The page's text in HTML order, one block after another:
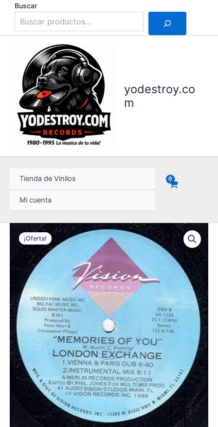
contenido
Buscar
yodestroy.co
m
Tienda de Vinilos
Mi cuenta
¡Oferta!